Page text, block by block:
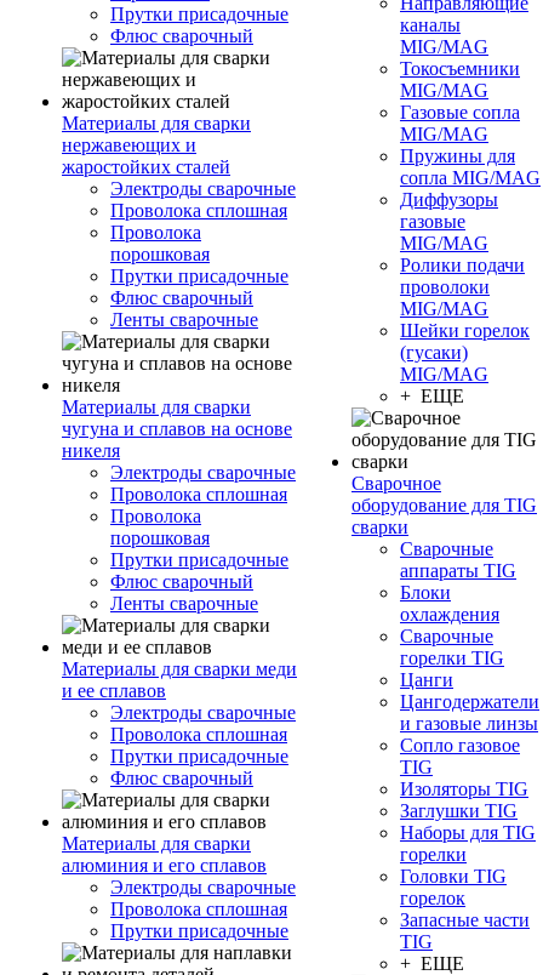
Прутки присадочные
Флюс сварочный
Материалы для сварки
нержавеющих и
жаростойких сталей
Электроды сварочные
Проволока сплошная
Проволока
порошковая
Прутки присадочные
Флюс сварочный
Ленты сварочные
Материалы для сварки
чугуна и сплавов на основе
никеля
Электроды сварочные
Проволока сплошная
Проволока
порошковая
Прутки присадочные
Флюс сварочный
Ленты сварочные
Материалы для сварки меди
и ее сплавов
Электроды сварочные
Проволока сплошная
Прутки присадочные
Флюс сварочный
Материалы для сварки
алюминия и его сплавов
Электроды сварочные
Проволока сплошная
Прутки присадочные
каналы
MIG/MAG
Токосъемники
MIG/MAG
Газовые сопла
MIG/MAG
Пружины для
сопла MIG/MAG
Диффузоры
газовые
MIG/MAG
Ролики подачи
проволоки
MIG/MAG
Шейки горелок
(гусаки)
MIG/MAG
+ ЕЩЕ
Сварочное
оборудование для TIG
сварки
Сварочные
аппараты TIG
Блоки
охлаждения
Сварочные
горелки TIG
Цанги
Цангодержатели
и газовые линзы
Сопло газовое
TIG
Изоляторы TIG
Заглушки TIG
Наборы для TIG
горелки
Головки TIG
горелок
Запасные части
TIG
+ ЕЩЕ